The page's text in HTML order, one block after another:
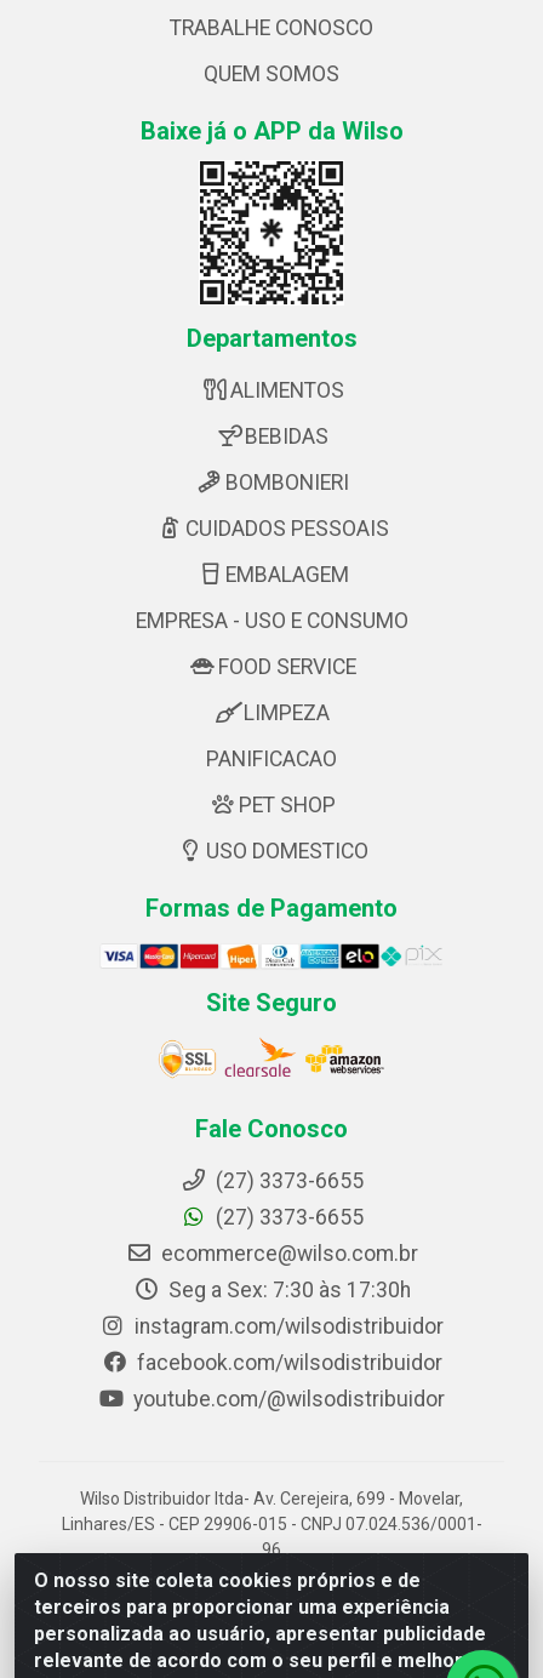
O nosso site coleta cookies próprios e de
terceiros para proporcionar uma experiência
personalizada ao usuário, apresentar publicidade
relevante de acordo com o seu perfil e melhorar a
TRABALHE CONOSCO
QUEM SOMOS
Baixe já o APP da Wilso
Departamentos
ALIMENTOS
BEBIDAS
BOMBONIERI
CUIDADOS PESSOAIS
EMBALAGEM
EMPRESA - USO E CONSUMO
FOOD SERVICE
LIMPEZA
PANIFICACAO
PET SHOP
USO DOMESTICO
Formas de Pagamento
Site Seguro
Fale Conosco
(27) 3373-6655
(27) 3373-6655
ecommerce@wilso.com.br
Seg a Sex: 7:30 às 17:30h
instagram.com/wilsodistribuidor
facebook.com/wilsodistribuidor
youtube.com/@wilsodistribuidor
Wilso Distribuidor ltda- Av. Cerejeira, 699 - Movelar,
Linhares/ES - CEP 29906-015 - CNPJ 07.024.536/0001-
96